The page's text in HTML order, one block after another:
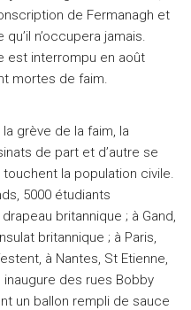
de Fermanagh et
n’occupera jamais.
est interrompu en août
mortes de faim.
grève de la faim, la
de part et d’autre se
la population civile.
5000 étudiants
britannique ; à Gand,
britannique ; à Paris,
à Nantes, St Etienne,
inaugure des rues Bobby
un ballon rempli de sauce